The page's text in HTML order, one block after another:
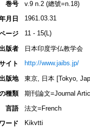
巻号
v.9 n.2 (總號=n.18)
月日
1961.03.31
ージ 11 - 15(L)
版者
日本印度学仏教学会
イト
http://www.jaibs.jp/
版地
東京, 日本 [Tokyo,
種類
期刊論文=Journal
言語
法文=French
ード
Kikvtti